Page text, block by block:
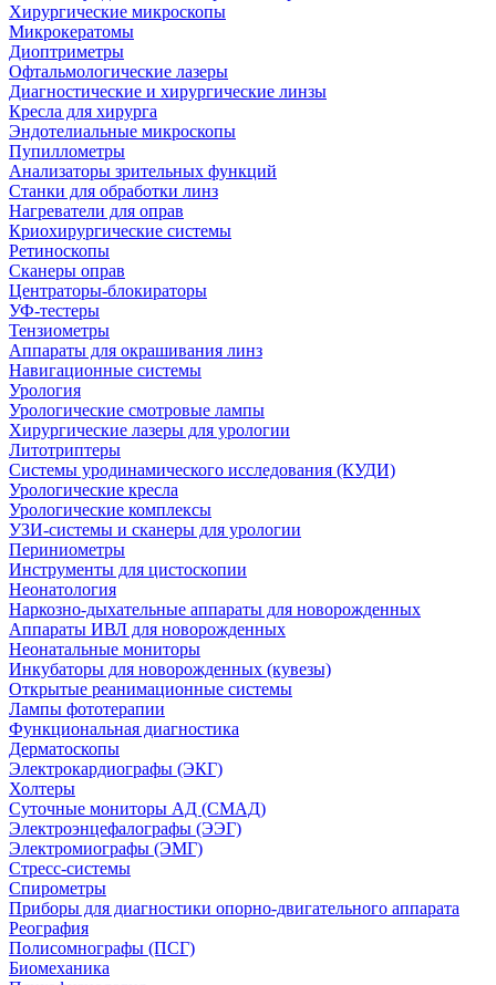
Хирургические микроскопы
Микрокератомы
Диоптриметры
Офтальмологические лазеры
Диагностические и хирургические линзы
Кресла для хирурга
Эндотелиальные микроскопы
Пупиллометры
Анализаторы зрительных функций
Станки для обработки линз
Нагреватели для оправ
Криохирургические системы
Ретиноскопы
Сканеры оправ
Центраторы-блокираторы
УФ-тестеры
Тензиометры
Аппараты для окрашивания линз
Навигационные системы
Урология
Урологические смотровые лампы
Хирургические лазеры для урологии
Литотриптеры
Системы уродинамического исследования (КУДИ)
Урологические кресла
Урологические комплексы
УЗИ-системы и сканеры для урологии
Периниометры
Инструменты для цистоскопии
Неонатология
Наркозно-дыхательные аппараты для новорожденных
Аппараты ИВЛ для новорожденных
Неонатальные мониторы
Инкубаторы для новорожденных (кувезы)
Открытые реанимационные системы
Лампы фототерапии
Функциональная диагностика
Дерматоскопы
Электрокардиографы (ЭКГ)
Холтеры
Суточные мониторы АД (СМАД)
Электроэнцефалографы (ЭЭГ)
Электромиографы (ЭМГ)
Стресс-системы
Спирометры
Приборы для диагностики опорно-двигательного аппарата
Реография
Полисомнографы (ПСГ)
Биомеханика